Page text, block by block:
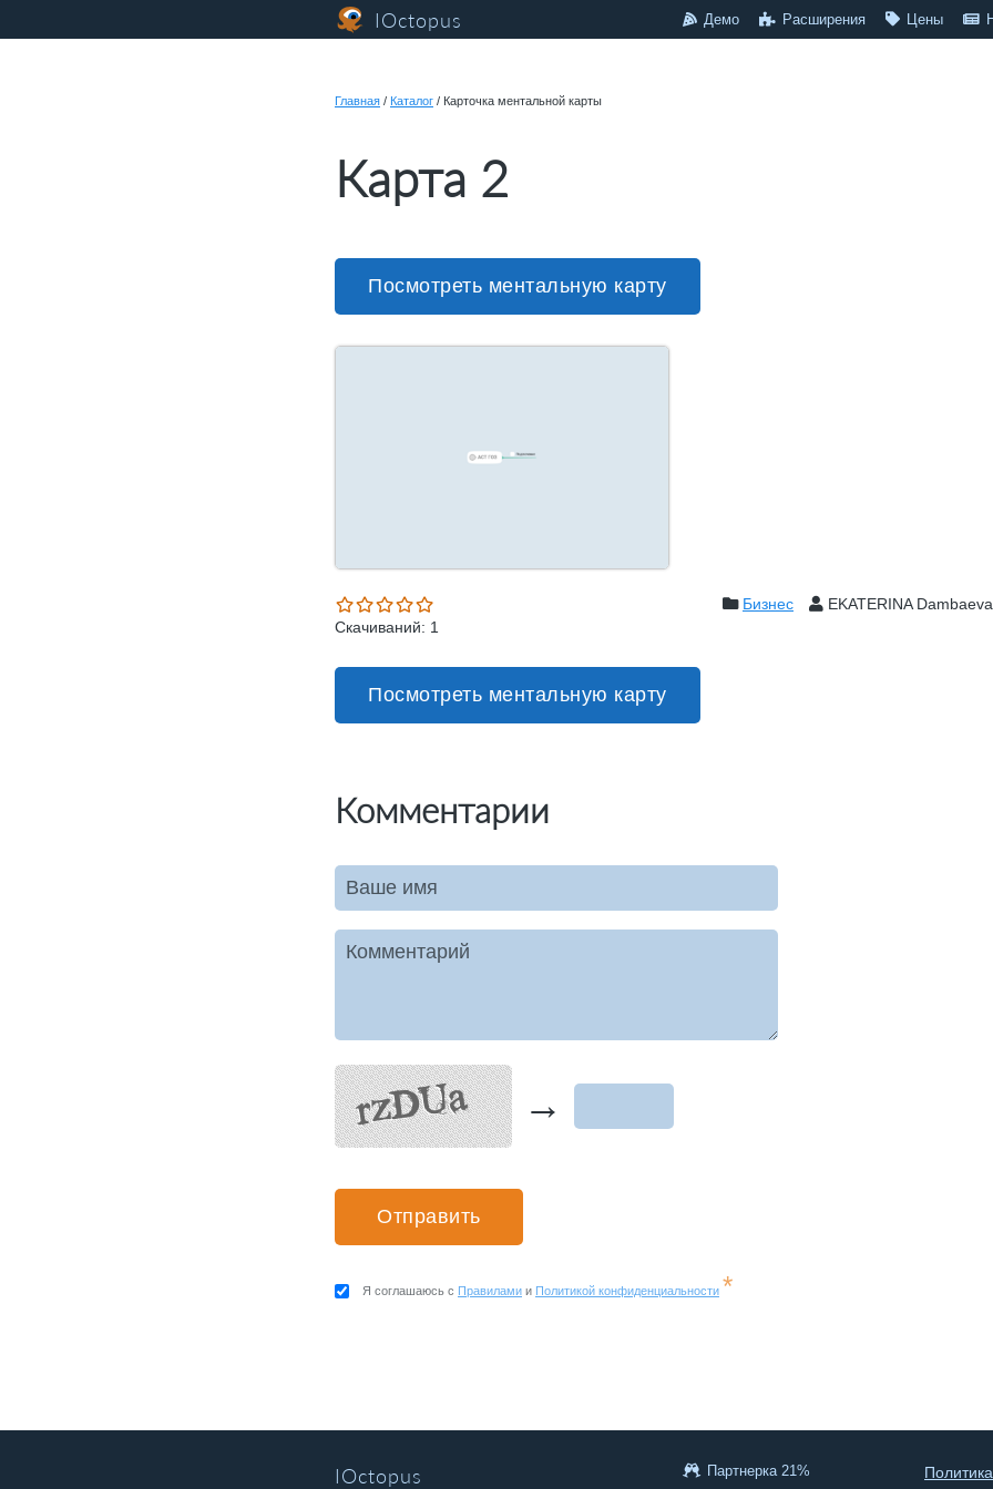
IOctopus Демо Расширения Цены
Главная / Каталог / Карточка ментальной карты
Карта 2
Посмотреть ментальную карту
Скачиваний: 1
Бизнес EKATERINA Dambaeva
Посмотреть ментальную карту
Комментарии
Ваше имя
Комментарий
→
Я соглашаюсь с Правилами и Политикой конфиденциальности *
IOctopus Партнерка 21%